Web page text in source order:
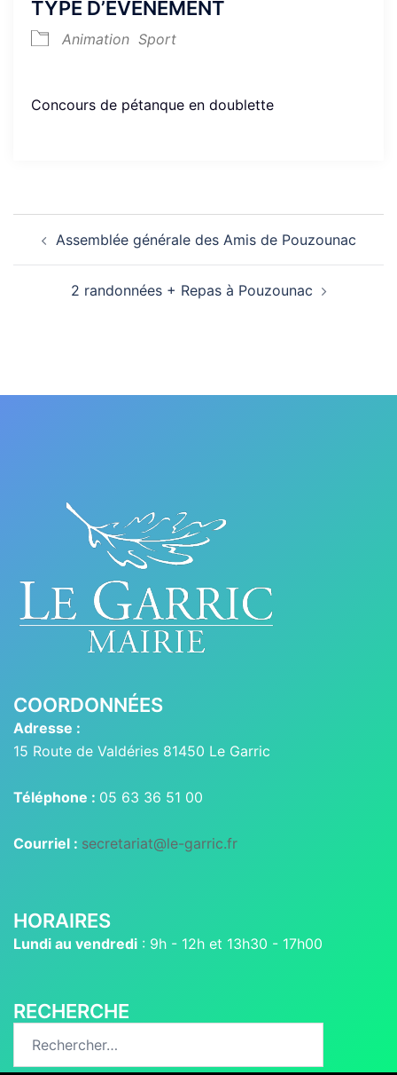
TYPE D’ÉVÈNEMENT
Animation Sport
Concours de pétanque en doublette
d’article
Assemblée générale des Amis de Pouzounac
2 randonnées + Repas à Pouzounac
COORDONNÉES
Adresse :
15 Route de Valdéries 81450 Le Garric
Téléphone : 05 63 36 51 00
Courriel : secretariat@le-garric.fr
HORAIRES
Lundi au vendredi : 9h - 12h et 13h30 - 17h00
RECHERCHE